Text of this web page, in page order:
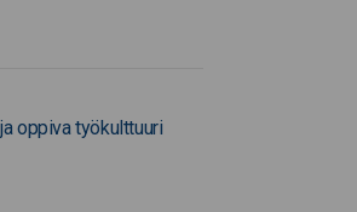
oppiva työkulttuuri